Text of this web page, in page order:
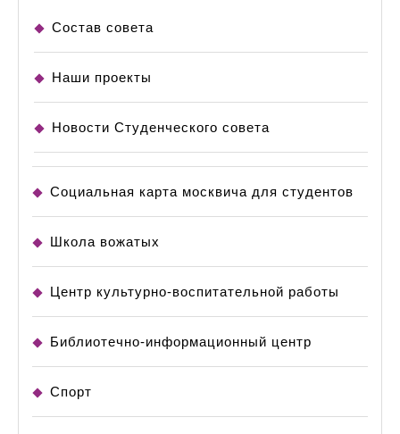
Состав совета
Наши проекты
Новости Студенческого совета
Социальная карта москвича для студентов
Школа вожатых
Центр культурно-воспитательной работы
Библиотечно-информационный центр
Спорт